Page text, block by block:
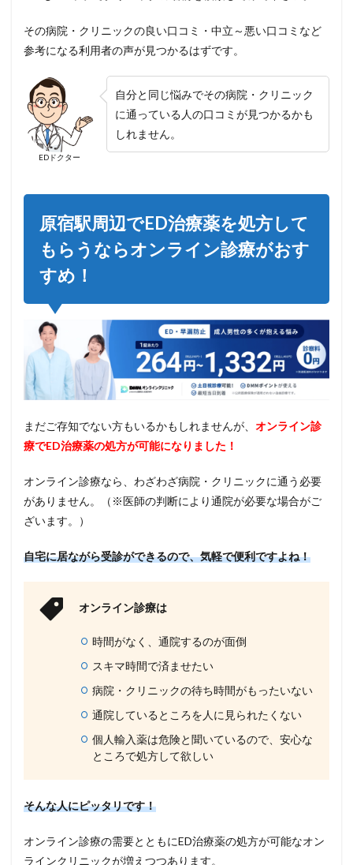
その病院・クリニックの良い口コミ・中立～悪い口コミなど
参考になる利用者の声が見つかるはずです。
EDドクター
自分と同じ悩みでその病院・クリニック
に通っている人の口コミが見つかるかも
しれません。
原宿駅周辺でED治療薬を処方して
もらうならオンライン診療がおす
すめ！
まだご存知でない方もいるかもしれませんが、 オンライン診
療でED治療薬の処方が可能になりました！
オンライン診療なら、わざわざ病院・クリニックに通う必要
がありません。（※医師の判断により通院が必要な場合がご
ざいます。）
自宅に居ながら受診ができるので、気軽で便利ですよね！
オンライン診療は
時間がなく、通院するのが面倒
スキマ時間で済ませたい
病院・クリニックの待ち時間がもったいない
通院しているところを人に見られたくない
個人輸入薬は危険と聞いているので、安心な
ところで処方して欲しい
そんな人にピッタリです！
オンライン診療の需要とともにED治療薬の処方が可能なオン
ラインクリニックが増えつつあります。